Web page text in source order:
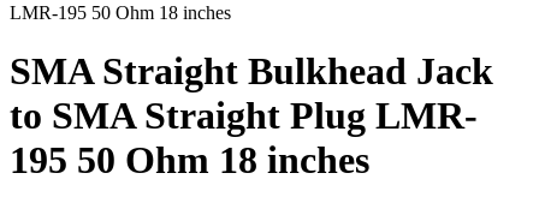
LMR-195 50 Ohm 18 inches
SMA Straight Bulkhead Jack
to SMA Straight Plug LMR-
195 50 Ohm 18 inches